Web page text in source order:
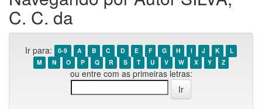
C. C. da
Ir para: 0-9 A B C D E F G H I J K
L
M
N O P Q R S T U V W X Y Z
ou entre com as primeiras letras: